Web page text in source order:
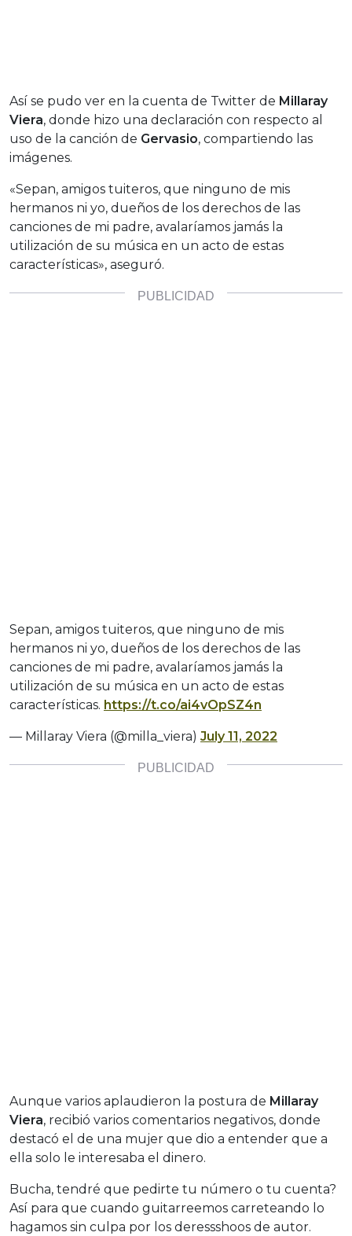
Así se pudo ver en la cuenta de Twitter de Millaray
Viera, donde hizo una declaración con respecto al
uso de la canción de Gervasio, compartiendo las
imágenes.
«Sepan, amigos tuiteros, que ninguno de mis
hermanos ni yo, dueños de los derechos de las
canciones de mi padre, avalaríamos jamás la
utilización de su música en un acto de estas
características», aseguró.
Sepan, amigos tuiteros, que ninguno de mis
hermanos ni yo, dueños de los derechos de las
canciones de mi padre, avalaríamos jamás la
utilización de su música en un acto de estas
características. https://t.co/ai4vOpSZ4n
— Millaray Viera (@milla_viera) July 11, 2022
Aunque varios aplaudieron la postura de Millaray
Viera, recibió varios comentarios negativos, donde
destacó el de una mujer que dio a entender que a
ella solo le interesaba el dinero.
Bucha, tendré que pedirte tu número o tu cuenta?
Así para que cuando guitarreemos carreteando lo
hagamos sin culpa por los deressshoos de autor.